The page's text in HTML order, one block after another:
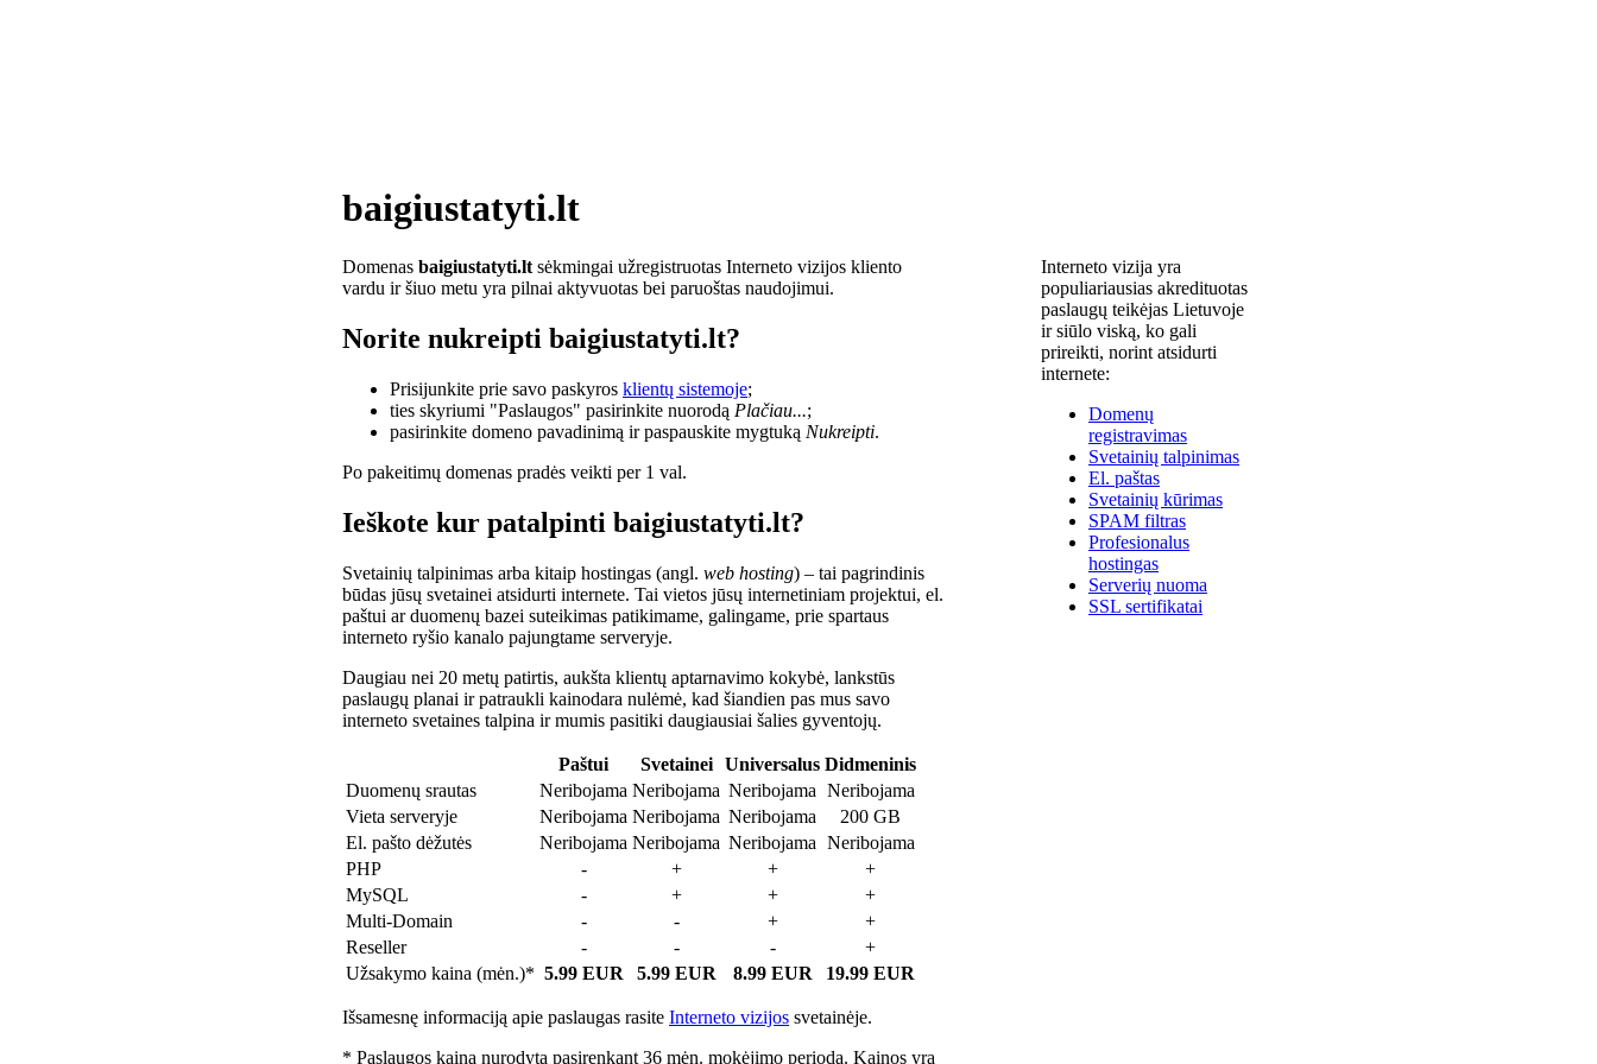
baigiustatyti.lt
Domenas baigiustatyti.lt sėkmingai užregistruotas Interneto vizijos kliento
vardu ir šiuo metu yra pilnai aktyvuotas bei paruoštas naudojimui.
Norite nukreipti baigiustatyti.lt?
Prisijunkite prie savo paskyros klientų sistemoje;
ties skyriumi "Paslaugos" pasirinkite nuorodą Plačiau...;
pasirinkite domeno pavadinimą ir paspauskite mygtuką Nukreipti.
Po pakeitimų domenas pradės veikti per 1 val.
Ieškote kur patalpinti baigiustatyti.lt?
Svetainių talpinimas arba kitaip hostingas (angl. web hosting) – tai pagrindinis
būdas jūsų svetainei atsidurti internete. Tai vietos jūsų internetiniam projektui, el.
paštui ar duomenų bazei suteikimas patikimame, galingame, prie spartaus
interneto ryšio kanalo pajungtame serveryje.
Daugiau nei 20 metų patirtis, aukšta klientų aptarnavimo kokybė, lankstūs
paslaugų planai ir patraukli kainodara nulėmė, kad šiandien pas mus savo
interneto svetaines talpina ir mumis pasitiki daugiausiai šalies gyventojų.
Paštui Svetainei Universalus Didmeninis
Duomenų srautas
Neribojama Neribojama Neribojama Neribojama
Vieta serveryje
Neribojama Neribojama Neribojama
200 GB
El. pašto dėžutės
Neribojama Neribojama Neribojama Neribojama
PHP
- + +
+
MySQL
- + +
+
Multi-Domain
- - +
+
Reseller
- - -
+
Užsakymo kaina (mėn.)* 5.99 EUR 5.99 EUR 8.99 EUR 19.99 EUR
Išsamesnę informaciją apie paslaugas rasite Interneto vizijos svetainėje.
* Paslaugos kaina nurodyta pasirenkant 36 mėn. mokėjimo periodą. Kainos yra
Interneto vizija yra
populiariausias akredituotas
paslaugų teikėjas Lietuvoje
ir siūlo viską, ko gali
prireikti, norint atsidurti
internete:
Domenų
registravimas
Svetainių talpinimas
El. paštas
Svetainių kūrimas
SPAM filtras
Profesionalus
hostingas
Serverių nuoma
SSL sertifikatai